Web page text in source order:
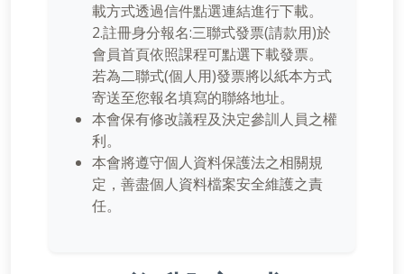
載方式透過信件點選連結進行下載。
2.註冊身分報名:三聯式發票(請款用)於
會員首頁依照課程可點選下載發票。
若為二聯式(個人用)發票將以紙本方式
寄送至您報名填寫的聯絡地址。
本會保有修改議程及決定參訓人員之權
利。
本會將遵守個人資料保護法之相關規
定，善盡個人資料檔案安全維護之責
任。